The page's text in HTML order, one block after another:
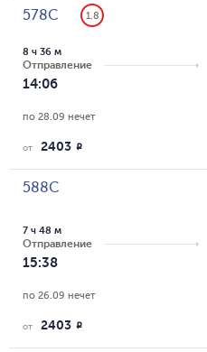
578С 1.8
Отправление
14:06
8 ч 36 м
по 28.09 нечет
от 2403 R
588С
Отправление
15:38
7 ч 48 м
по 26.09 нечет
от 2403 R